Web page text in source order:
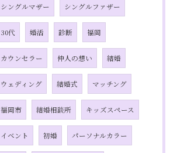
シングルマザー シングルファザー
30代 婚活 診断 福岡
カウンセラー 仲人の想い 結婚
ウェディング 結婚式 マッチング
福岡市 結婚相談所 キッズスペース
イベント 初婚 パーソナルカラー